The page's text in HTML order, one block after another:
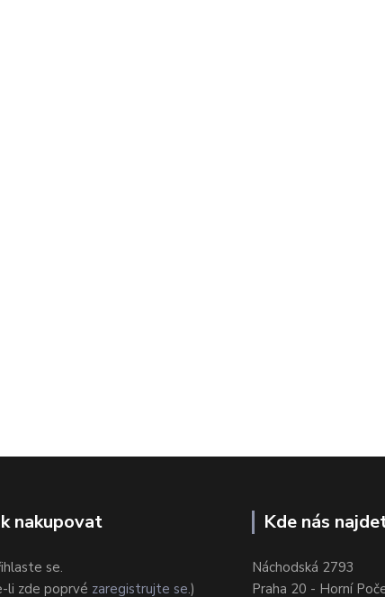
nakupovat
se.
li zde poprvé zaregistrujte se.)
Kde nás
Náchodská 2793
Praha 20 - Horní